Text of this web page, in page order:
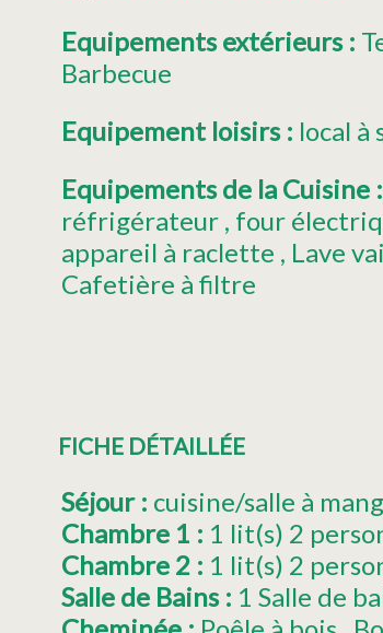
Equipements extérieurs :
Barbecue
Equipement loisirs : local à
Equipements de la Cuisine :
réfrigérateur four
appareil à raclette
Lave
Cafetière à filtre
FICHE DÉTAILLÉE
Séjour : cuisine/salle à
Chambre 1 : 1 lit(s) 2
Chambre 2 : 1 lit(s) 2
Salle de Bains : 1 Salle de